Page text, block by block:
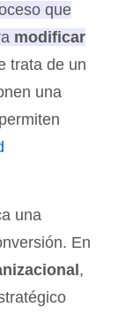
que
modificar
trata de un
una
una
En
,